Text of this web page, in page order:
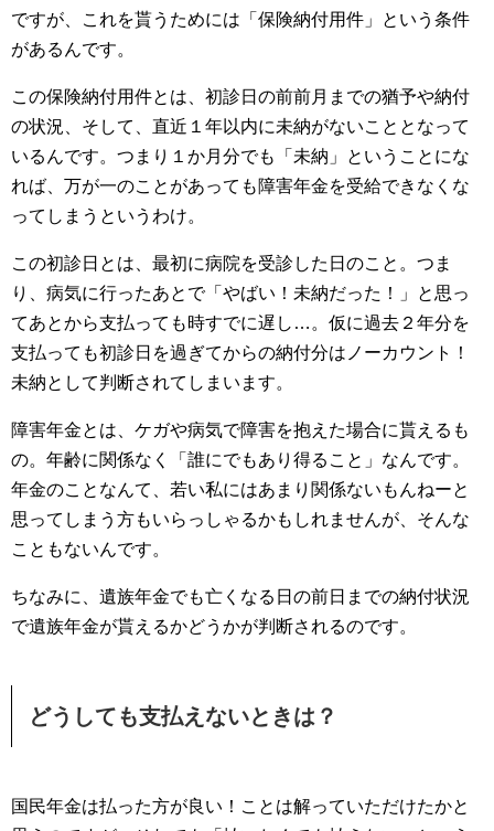
ですが、これを貰うためには「保険納付用件」という条件
があるんです。
この保険納付用件とは、初診日の前前月までの猶予や納付
の状況、そして、直近１年以内に未納がないこととなって
いるんです。つまり１か月分でも「未納」ということにな
れば、万が一のことがあっても障害年金を受給できなくな
ってしまうというわけ。
この初診日とは、最初に病院を受診した日のこと。つま
り、病気に行ったあとで「やばい！未納だった！」と思っ
てあとから支払っても時すでに遅し…。仮に過去２年分を
支払っても初診日を過ぎてからの納付分はノーカウント！
未納として判断されてしまいます。
障害年金とは、ケガや病気で障害を抱えた場合に貰えるも
の。年齢に関係なく「誰にでもあり得ること」なんです。
年金のことなんて、若い私にはあまり関係ないもんねーと
思ってしまう方もいらっしゃるかもしれませんが、そんな
こともないんです。
ちなみに、遺族年金でも亡くなる日の前日までの納付状況
で遺族年金が貰えるかどうかが判断されるのです。
どうしても支払えないときは？
国民年金は払った方が良い！ことは解っていただけたかと